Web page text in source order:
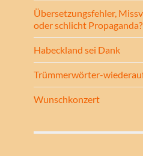
Übersetzungsfehler,
oder schlicht Propaganda?
Habeckland sei Dank
Trümmerwörter-
Wunschkonzert